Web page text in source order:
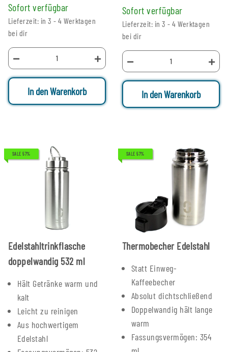
Sofort verfügbar
Lieferzeit: in 3 - 4 Werktagen
bei dir
In den Warenkorb
Sofort verfügbar
Lieferzeit: in 3 - 4 Werktagen
bei dir
In den Warenkorb
SALE 57%
Edelstahltrinkflasche
doppelwandig 532 ml
Hält Getränke warm und
kalt
Leicht zu reinigen
Aus hochwertigem
Edelstahl
SALE 57%
Thermobecher Edelstahl
Statt Einweg-
Kaffeebecher
Absolut dichtschließend
Doppelwandig hält lange
warm
Fassungsvermögen: 354